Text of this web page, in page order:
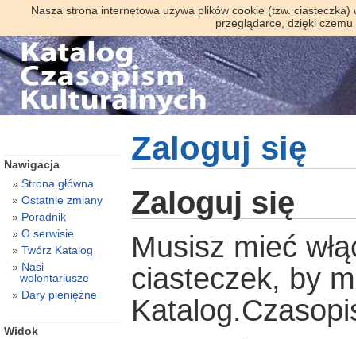
Nasza strona internetowa używa plików cookie (tzw.
przeglądarce, dzięki
Zaloguj się
Zaloguj się
Musisz mieć
ciasteczek, by
Nawigacja
Strona główna
Ostatnie zmiany
Poradnik
O serwisie
Twórz Katalog
Nasi
wolontariusze
Dary pieniężne
Widok